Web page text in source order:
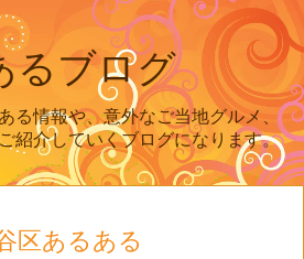
るブログ
る情報や、意外なご当地グルメ、
紹介していくブログになります。
区あるある